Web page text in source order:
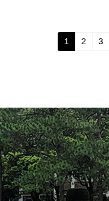
1 2 3